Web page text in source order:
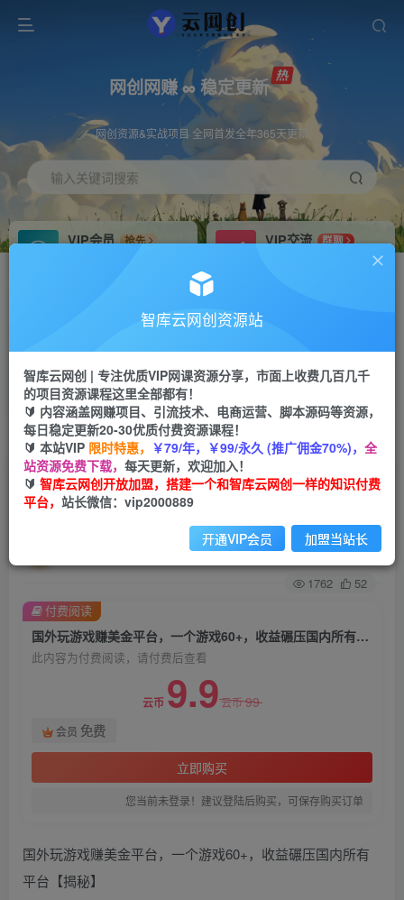
网创网赚 ∞ 稳定更新
网创资源&实战项目 全网首发全年365天更新
输入关键词搜索
VIP会员
抢先
VIP交流
群聊
研究探讨更多创业项目路子。
会员专属推广链接
网赚网创 项目
365天稳定跟新
APP下载
GO
首页 创业课程 会员免费 正文
国外玩游戏赚美金平台，一个游戏60+，收益碾压
国内所有平台【揭秘】
关注 私信
1762 52
国外玩游戏赚美金平台，一个游戏60+，收益碾压国内所有平台【揭秘】
此内容为付费阅读，请付费后查看
云币 9.9云币99
会员 免费
立即购买
您当前未登录！建议登陆后购买，可保存购买订单
付费阅读
国外玩游戏赚美金平台，一个游戏60+，收益碾压国内所有
平台【揭秘】
智库云网创资源站
智库云网创 | 专注优质VIP网课资源分享，市面上收费几百几千
的项目资源课程这里全部都有！
🔰 内容涵盖网赚项目、引流技术、电商运营、脚本源码等资源，
每日稳定更新20-30优质付费资源课程！
🔰 本站VIP 限时特惠， ￥79/年，￥99/永久 (推广佣金70%)， 全
站资源免费下载， 每天更新，欢迎加入！
🔰 智库云网创开放加盟，搭建一个和智库云网创一样的知识付费
平台， 站长微信：vip2000889
开通VIP会员 加盟当站长